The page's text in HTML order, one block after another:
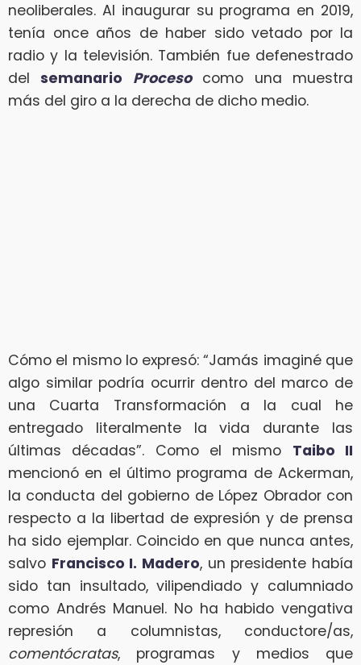
neoliberales. Al inaugurar su programa en 2019,
tenía once años de haber sido vetado por la
radio y la televisión. También fue defenestrado
delsemanario Procesocomo una muestra
más del giro a la derecha de dicho medio.
Cómo el mismo lo expresó: “Jamás imaginé que
algo similar podría ocurrir dentro del marco de
una Cuarta Transformación a la cual he
entregado literalmente la vida durante las
últimas décadas”. Como el mismo Taibo II
mencionó en el último programa de Ackerman,
la conducta del gobierno de López Obrador con
respecto a la libertad de expresión y de prensa
ha sido ejemplar. Coincido en que nunca antes,
salvo Francisco I. Madero, un presidente había
sido tan insultado, vilipendiado y calumniado
como Andrés Manuel. No ha habido vengativa
represión a columnistas, conductore/as,
comentócratas, programas y medios que